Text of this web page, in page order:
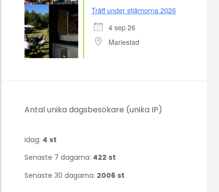
Träff under stjärnorna 2026
4 sep 26
Mariestad
Antal unika dagsbesökare (unika IP)
Idag: 4 st
Senaste 7 dagarna: 422 st
Senaste 30 dagarna: 2006 st